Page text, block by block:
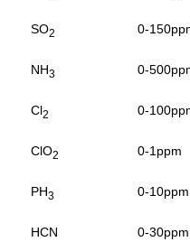
SO2 0-
NH3 0-
Cl2 0-
ClO2 0-1ppm
PH3 0-10ppm
HCN 0-30ppm